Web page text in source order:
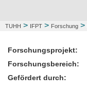
TUHH > IFPT > Forschung >
Forschungsprojekt:
Forschungsbereich:
Gefördert durch: